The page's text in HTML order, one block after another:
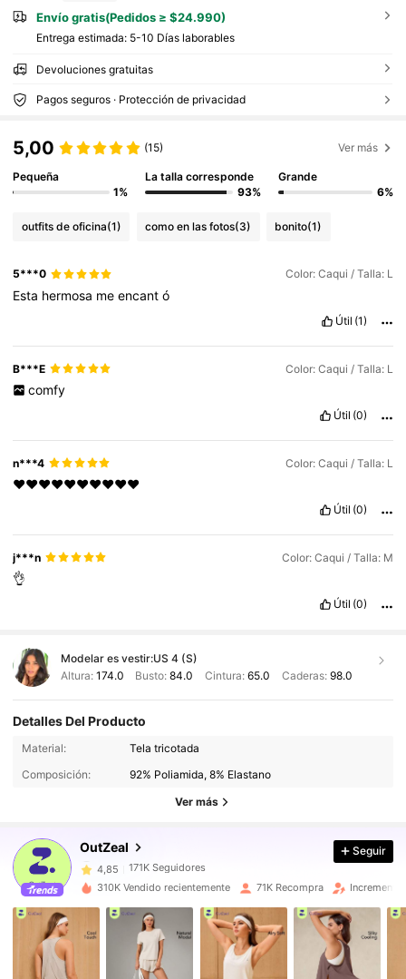
Envío gratis(Pedidos ≥ $24.990)
Entrega estimada: 5-10 Días laborables
Devoluciones gratuitas
Pagos seguros · Protección de privacidad
5,00 (15) Ver más
Pequeña
1%
La talla corresponde
93%
Grande
6%
outfits de oficina(1) como en las fotos(3) bonito(1)
5***0 Color: Caqui / Talla: L
Esta hermosa meencantó
Útil (1)
B***E Color: Caqui / Talla: L
comfy
Útil (0)
n***4 Color: Caqui / Talla: L
❤️❤️❤️❤️❤️❤️❤️❤️❤️❤️
Útil (0)
j***n Color: Caqui / Talla: M
👌
Útil (0)
Modelar es vestir:US 4 (S)
Altura: 174.0 Busto:84.0 Cintura: 65.0 Caderas: 98.0
Detalles Del Producto
Material:
Tela tricotada
Composición:
92% Poliamida, 8% Elastano
Ver más
OutZeal
171K Seguidores
171K Seguidores
4,85 171K Seguidores
171K Seguidores
Seguir
310K Vendido recientemente 71K Recompra Incremento